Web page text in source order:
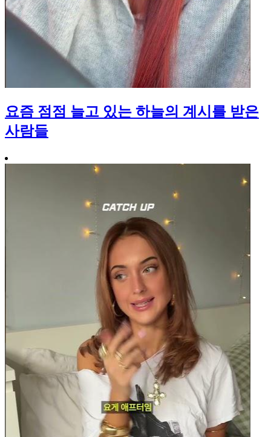
요즘 점점 늘고 있는 하늘의 계시를 받은
사람들